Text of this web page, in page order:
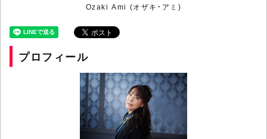
Ozaki Ami (オザキ・アミ)
プロフィール